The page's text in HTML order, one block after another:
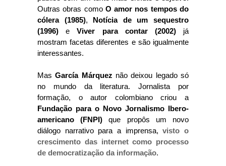
Outras obras como O amor nos tempos do
cólera (1985), Notícia de um sequestro
(1996) eViver para contar (2002)já
mostram facetas diferentes e são igualmente
interessantes.
MasGarcía Márquez não deixou legado só
no mundo da literatura. Jornalista por
formação, o autor colombiano criou a
Fundação para o Novo Jornalismo Ibero-
americano (FNPI) que propôs um novo
diálogo narrativo para a imprensa,visto o
crescimento das internet como processo
de democratização da informação.